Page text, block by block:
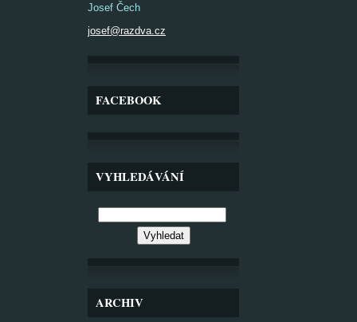
Josef Čech
josef@razdva.cz
FACEBOOK
VYHLEDÁVÁNÍ
ARCHIV